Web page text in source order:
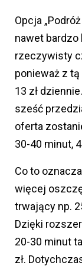
Opcja
nawet
rzeczywisty
ponieważ z
13 zł
sześć
oferta
30-40 minut,
Co to
więcej
trwający np.
Dzięki
20-30 minut
zł.